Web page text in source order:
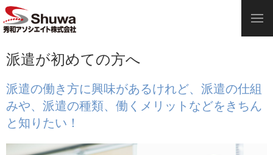
派遣が初めての方へ
派遣の働き方に興味があるけれど、派遣の仕組
みや、派遣の種類、働くメリットなどをきちん
と知りたい！